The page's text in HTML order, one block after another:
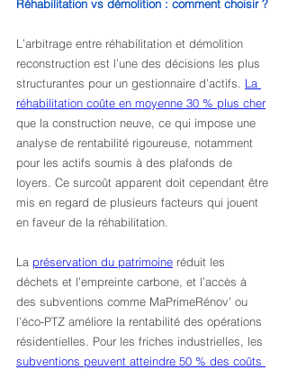
Réhabilitation vs démolition : comment choisir ?
L’arbitrage entre réhabilitation et démolition
reconstruction est l’une des décisions les plus
structurantes pour un gestionnaire d’actifs. La
réhabilitation coûte en moyenne 30 % plus cher
que la construction neuve, ce qui impose une
analyse de rentabilité rigoureuse, notamment
pour les actifs soumis à des plafonds de
loyers. Ce surcoût apparent doit cependant être
mis en regard de plusieurs facteurs qui jouent
en faveur de la réhabilitation.
La préservation du patrimoine réduit les
déchets et l’empreinte carbone, et l’accès à
des subventions comme MaPrimeRénov’ ou
l’éco-PTZ améliore la rentabilité des opérations
résidentielles. Pour les friches industrielles, les
subventions peuvent atteindre 50 % des coûts